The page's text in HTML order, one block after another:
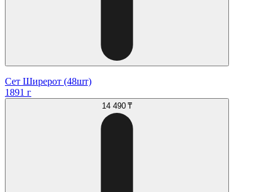
Сет Ширерот (48шт)
1891 г
14 490 ₸